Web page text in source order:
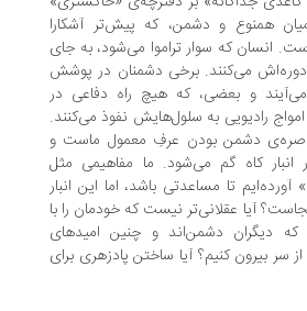
و دشمن، که پیش‌تر آشکارا
سوار تراموا می‌شود، به جای
می‌کنند. برخی دشمنان در پوشش
و بعضی، که هیچ راه دفاعی در
به سلول‌هایش نفوذ می‌کنند.
دشمن بودن عرفِ معمول ماست و
گم می‌شود. ما مفاهیمی مثل
تا مساعدتی باشد، اما این انبار
عقلانی‌تر نیست که خودمان را با
دشمن‌اند و چنین امیدهای
کنیم؟ آیا ساختن پادزهری برای